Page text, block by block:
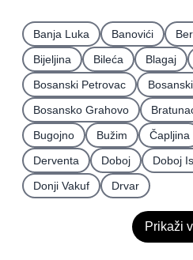
Banja Luka Banovići
Bijeljina
Bileća Blagaj
Bosanski Petrovac
Bosansko Grahovo
Bugojno
Bužim Čapljina
Derventa
Doboj Doboj
Donji Vakuf
Drvar
Prikaži